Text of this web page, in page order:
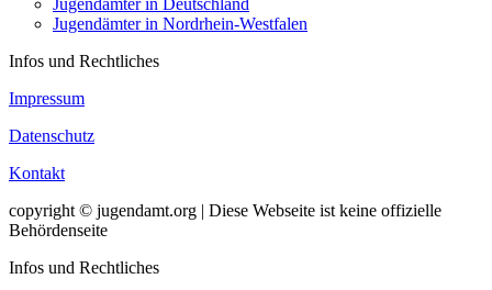
Jugendämter in Deutschland
Jugendämter in Nordrhein-Westfalen
Infos und Rechtliches
Impressum
Datenschutz
Kontakt
copyright © jugendamt.org | Diese Webseite ist keine offizielle
Behördenseite
Infos und Rechtliches